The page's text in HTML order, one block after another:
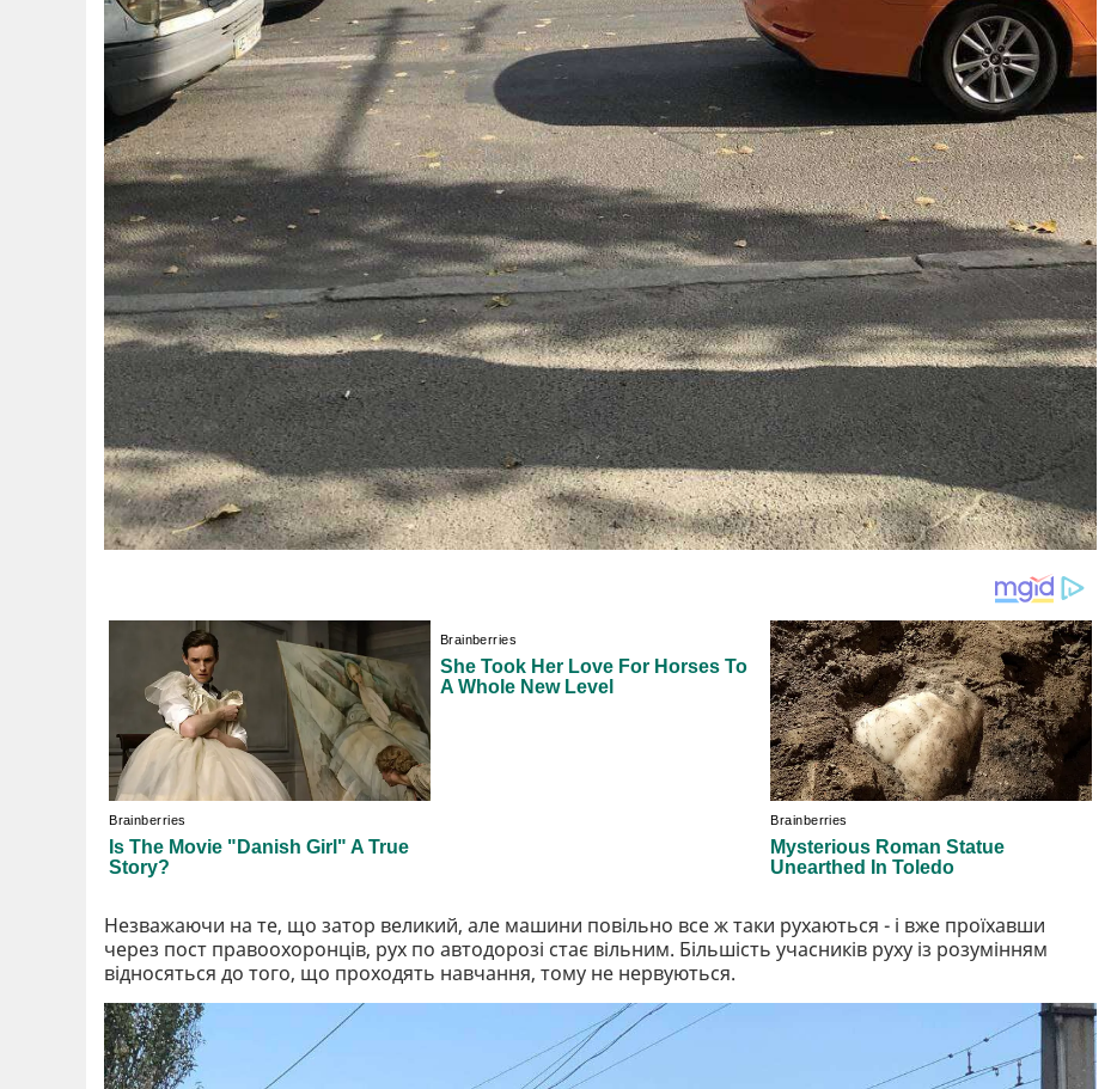
Незважаючи на те, що затор великий, але машини повільно все ж таки рухаються - і вже проїхавши
через пост правоохоронців, рух по автодорозі стає вільним. Більшість учасників руху із розумінням
відносяться до того, що проходять навчання, тому не нервуються.